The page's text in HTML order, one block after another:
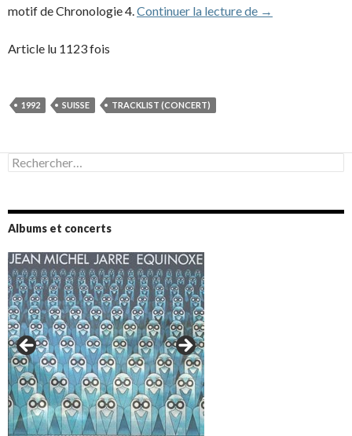
motif de Chronologie 4.Continuer la lecture de 1992 – Swatch
→
Article lu 1123 fois
1992 SUISSE TRACKLIST (CONCERT)
Rechercher :
Albums et concerts